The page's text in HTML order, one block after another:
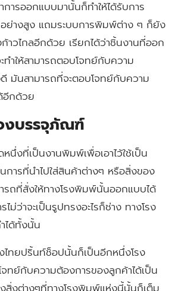
การออกแบบมานั้นก็ทำให้ได้รับการ
อย่างสูง แถมระบบการพิมพ์ต่าง ๆ ก็ยัง
าวไกลอีกด้วย เรียกได้ว่าชิ้นงานที่ออก
ทำให้สามารถตอบโจทย์กับความ
มันสามารถที่จะตอบโจทย์กับความ
อีกด้วย
งบรรจุภัณฑ์
งที่เป็นงานพิมพ์เพื่อเอาไว้ใช้เป็น
ารที่นำไปใส่สินค้าต่างๆ หรือสิ่งของ
ารถที่สั่งให้ทางโรงพิมพ์นั้นออกแบบได้
ม่ว่าจะเป็นรูปทรงอะไรก็ช่าง ทางโรง
ได้ทั้งนั้น
ไทยปริ้นท์ช็อปนั้นก็เป็นอีกหนึ่งโรง
ทย์กับความต้องการของลูกค้าได้เป็น
สิ่งต่างๆที่ทางโรงพิมพ์แห่งนี้นั้นก็เต็ม